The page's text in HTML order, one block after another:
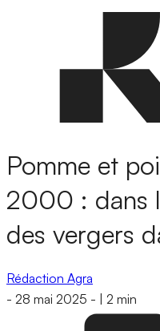
Pomme et
2000 : dans
des vergers
Rédaction Agra
- 28 mai 2025 - 2 min